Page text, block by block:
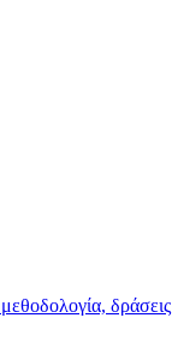
δράσεις